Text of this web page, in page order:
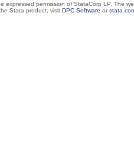
permission of StataCorp LP. The
Stata product, visit DPC Software or